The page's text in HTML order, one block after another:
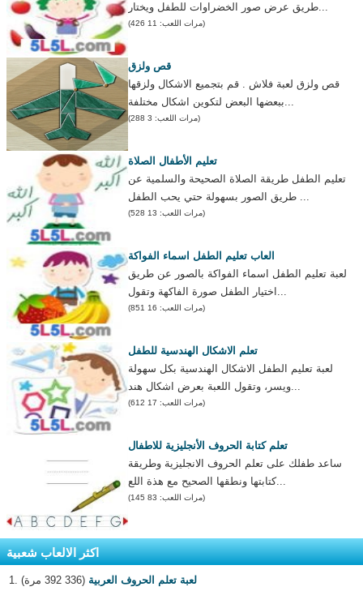
طريق عرض صور الخضراوات للطفل ويختار...
(مرات اللعب: 11 426)
قص ولزق
قص ولزق لعبة فلاش . قم بتجميع الاشكال ولزقها
ببعضها البعض لتكوين اشكال مختلفة...
(مرات اللعب: 3 288)
تعليم الأطفال الصلاة
تعليم الطفل طريقة الصلاة الصحيحة والسلمية عن
طريق الصور بسهولة حتي يحب الطفل ...
(مرات اللعب: 13 528)
العاب تعليم الطفل اسماء الفواكة
لعبة تعليم الطفل اسماء الفواكة بالصور عن طريق
اختيار الطفل صورة الفاكهة وتقول...
(مرات اللعب: 16 851)
تعلم الاشكال الهندسية للطفل
لعبة تعليم الطفل الاشكال الهندسية بكل سهولة
ويسر، وتقول اللعبة بعرض اشكال هند...
(مرات اللعب: 17 612)
تعلم كتابة الحروف الأنجليزية للاطفال
ساعد طفلك على تعلم الحروف الانجليزية وطريقة
كتابتها ونطقها الصحيح مع هذة اللع...
(مرات اللعب: 83 145)
اكثر الالعاب شعبية
لعبة تعلم الحروف العربية (336 392 مرة)